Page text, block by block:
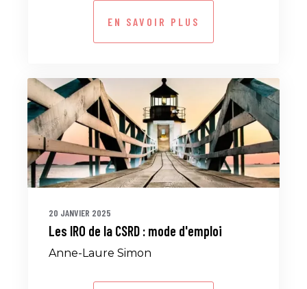
EN SAVOIR PLUS
20 JANVIER 2025
Les IRO de la CSRD : mode d'emploi
Anne-Laure Simon